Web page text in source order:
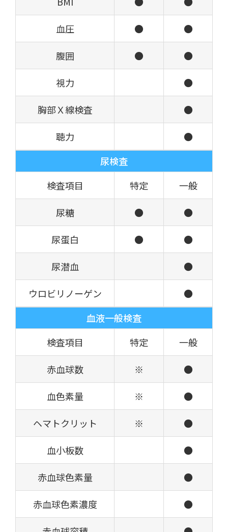
血圧 ● ●
腹囲 ● ●
視力 ●
胸部Ｘ線検査 ●
聴力
●
尿検査
検査項目
特定 一般
尿糖 ● ●
尿蛋白 ● ●
尿潜血 ●
ウロビリノーゲン
●
血液一般検査
検査項目
特定 一般
赤血球数 ※ ●
血色素量 ※ ●
ヘマトクリット ※ ●
血小板数 ●
赤血球色素量 ●
赤血球色素濃度 ●